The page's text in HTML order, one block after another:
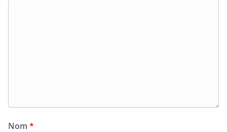
Nom *